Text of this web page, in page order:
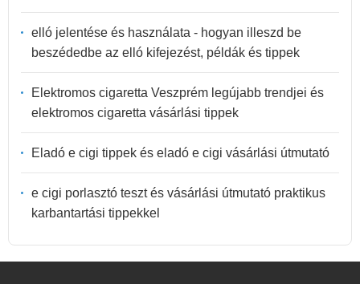
elló jelentése és használata - hogyan illeszd be
beszédedbe az elló kifejezést, példák és tippek
Elektromos cigaretta Veszprém legújabb trendjei és
elektromos cigaretta vásárlási tippek
Eladó e cigi tippek és eladó e cigi vásárlási útmutató
e cigi porlasztó teszt és vásárlási útmutató praktikus
karbantartási tippekkel